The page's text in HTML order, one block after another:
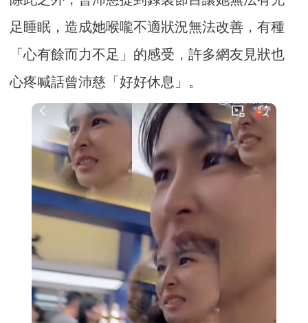
足睡眠，造成她喉嚨不適狀況無法改善，有種
「心有餘而力不足」的感受，許多網友見狀也
心疼喊話曾沛慈「好好休息」。